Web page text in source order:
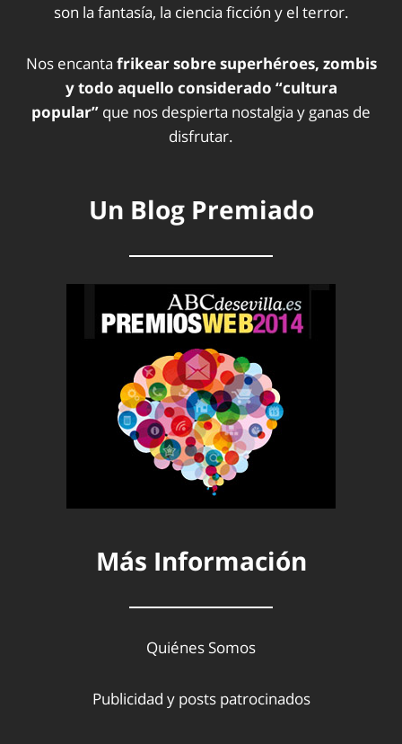
son la fantasía, la ciencia ficción y el terror.
Nos encanta frikear sobre superhéroes, zombis
y todo aquello considerado “cultura
popular” que nos despierta nostalgia y ganas de
disfrutar.
Un Blog Premiado
Más Información
Quiénes Somos
Publicidad y posts patrocinados